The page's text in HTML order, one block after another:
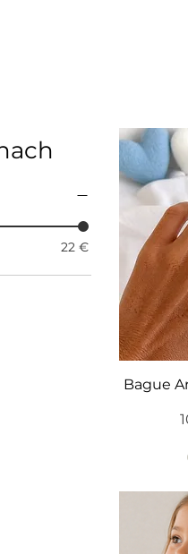
22 €
Bague